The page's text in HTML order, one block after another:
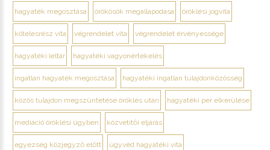
hagyaték megosztása örökösök megállapodása öröklési jogvita
kötelesrész vita végrendelet vita végrendelet érvényessége
hagyatéki leltár hagyatéki vagyonértékelés
ingatlan hagyaték megosztása hagyatéki ingatlan tulajdonközösség
közös tulajdon megszüntetése öröklés után hagyatéki per elkerülése
mediáció öröklési ügyben közvetítői eljárás
egyezség közjegyző előtt ügyvéd hagyatéki vita